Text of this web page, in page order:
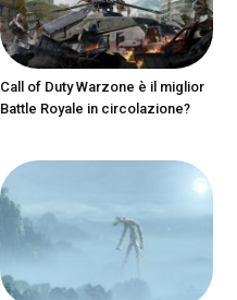
Call of Duty Warzone è il miglior
Battle Royale in circolazione?